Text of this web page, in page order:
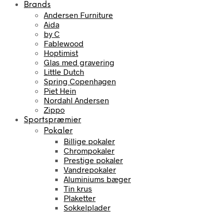
Brands
Andersen Furniture
Aida
by C
Fablewood
Hoptimist
Glas med gravering
Little Dutch
Spring Copenhagen
Piet Hein
Nordahl Andersen
Zippo
Sportspræmier
Pokaler
Billige pokaler
Chrompokaler
Prestige pokaler
Vandrepokaler
Aluminiums bæger
Tin krus
Plaketter
Sokkelplader